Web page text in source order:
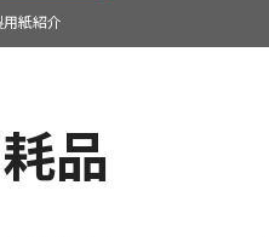
紙紹介
品